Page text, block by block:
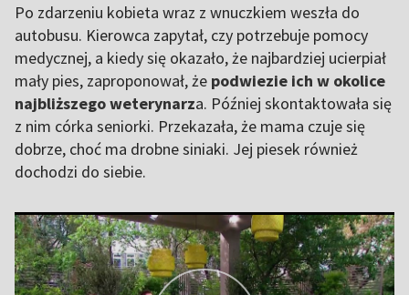
Po zdarzeniu kobieta wraz z wnuczkiem weszła do
autobusu. Kierowca zapytał, czy potrzebuje pomocy
medycznej, a kiedy się okazało, że najbardziej ucierpiał
mały pies, zaproponował, że podwiezie ich w okolice
najbliższego weterynarza. Później skontaktowała się
z nim córka seniorki. Przekazała, że mama czuje się
dobrze, choć ma drobne siniaki. Jej piesek również
dochodzi do siebie.